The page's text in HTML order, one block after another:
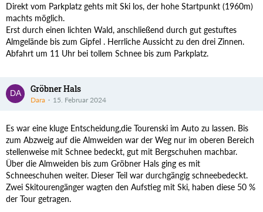
Direkt vom Parkplatz gehts mit Ski los, der hohe Startpunkt (1960m)
machts möglich.
Erst durch einen lichten Wald, anschließend durch gut gestuftes
Almgelände bis zum Gipfel . Herrliche Aussicht zu den drei Zinnen.
Abfahrt um 11 Uhr bei tollem Schnee bis zum Parkplatz.
Gröbner Hals
Dara 15. Februar 2024
Es war eine kluge Entscheidung,die Tourenski im Auto zu lassen. Bis
zum Abzweig auf die Almweiden war der Weg nur im oberen Bereich
stellenweise mit Schnee bedeckt, gut mit Bergschuhen machbar.
Über die Almweiden bis zum Gröbner Hals ging es mit
Schneeschuhen weiter. Dieser Teil war durchgängig schneebedeckt.
Zwei Skitourengänger wagten den Aufstieg mit Ski, haben diese 50 %
der Tour getragen.